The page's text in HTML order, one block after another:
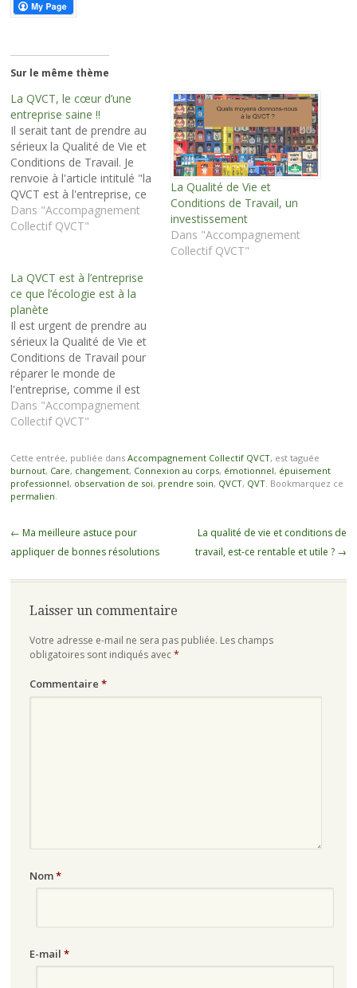
Sur le même thème
La QVCT, le cœur d’une
entreprise saine !!
Il serait tant de prendre au
sérieux la Qualité de Vie et
Conditions de Travail. Je
renvoie à l'article intitulé "la
QVCT est à l'entreprise, ce
que l'écologie est au
monde." La QVCT est
vernis qu'on vient poser
pour faire genre qu'on…
Dans "Accompagnement
Collectif QVCT"
La Qualité de Vie et
Conditions de Travail, un
investissement
Dans "Accompagnement
Collectif QVCT"
La QVCT est à l’entreprise
ce que l’écologie est à la
planète
Il est urgent de prendre au
sérieux la Qualité de Vie et
Conditions de Travail pour
réparer le monde de
l'entreprise, comme il est
aussi vital de mettre
l'écologie en action pour
vrais changements en
profondeur sont toujours
difficiles à opérer et
l'humain a cette fâcheuse…
Dans "Accompagnement
Collectif QVCT"
Cette entrée, publiée dans Accompagnement Collectif QVCT, est taguée
burnout, Care, changement, Connexion au corps, émotionnel, épuisement
professionnel, observation de soi, prendre soin, QVCT, QVT. Bookmarquez ce
permalien.
Navigation
des
← Ma meilleure astuce pour
appliquer de bonnes résolutions
La qualité de vie et conditions de
travail, est-ce rentable et utile ? →
Laisser un commentaire
Votre adresse e-mail ne sera pas publiée. Les champs
obligatoires sont indiqués avec*
Commentaire *
Nom*
E-mail *